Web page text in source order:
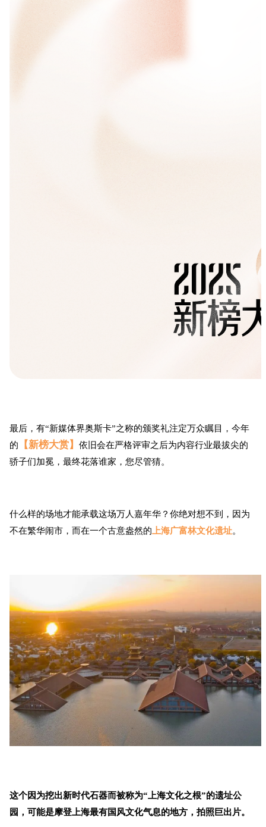
最后，有“新媒体界奥斯卡”之称的颁奖礼注定万众瞩目，今年
的
【新榜大赏】 依旧会在严格评审之后为内容行业最拔尖的
骄子们加冕，最终花落谁家，您尽管猜。
什么样的场地才能承载这场万人嘉年华？你绝对想不到，因为
不在繁华闹市，而在一个古意盎然的 上海广富林文化遗址。
这个因为挖出新时代石器而被称为“上海文化之根”的遗址公
园，可能是摩登上海最有国风文化气息的地方，拍照巨出片。